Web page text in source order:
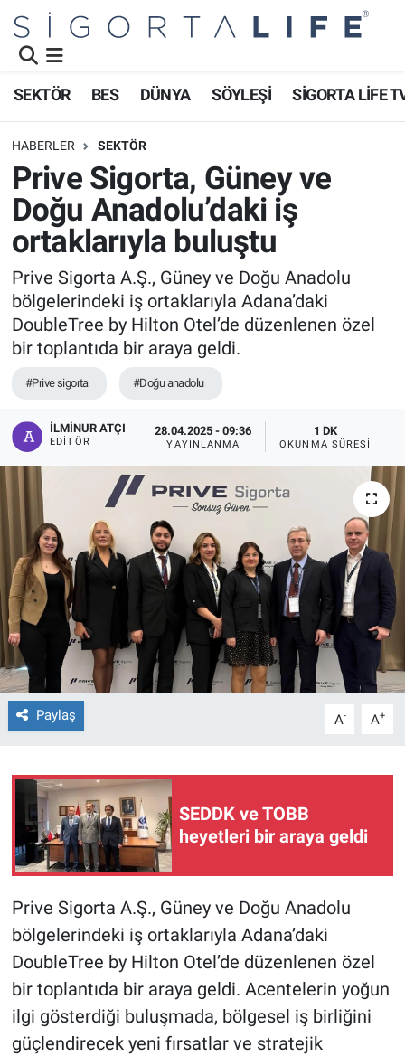
SEKTÖR BES DÜNYA SÖYLEŞİ SİGORTA LİFE
HABERLER SEKTÖR
Prive Sigorta, Güney ve
Doğu Anadolu’daki iş
ortaklarıyla buluştu
Prive Sigorta A.Ş., Güney ve Doğu Anadolu
bölgelerindeki iş ortaklarıyla Adana’daki
DoubleTree by Hilton Otel’de düzenlenen özel
bir toplantıda bir araya geldi.
#Prive sigorta #Doğu anadolu
İLMINUR ATÇI
EDITÖR
28.04.2025 - 09:36
YAYINLANMA
1 DK
OKUNMA SÜRESI
Paylaş A- A+
SEDDK ve TOBB
heyetleri bir araya geldi
Prive Sigorta A.Ş., Güney ve Doğu Anadolu
bölgelerindeki iş ortaklarıyla Adana’daki
DoubleTree by Hilton Otel’de düzenlenen özel
bir toplantıda bir araya geldi. Acentelerin yoğun
ilgi gösterdiği buluşmada, bölgesel iş birliğini
güçlendirecek yeni fırsatlar ve stratejik
Namaz Vakitleri
Trafik Durumu
Süper Lig Puan Durumu ve Fikstür
Tüm Manşetler
Son Dakika Haberleri
Haber Arşivi